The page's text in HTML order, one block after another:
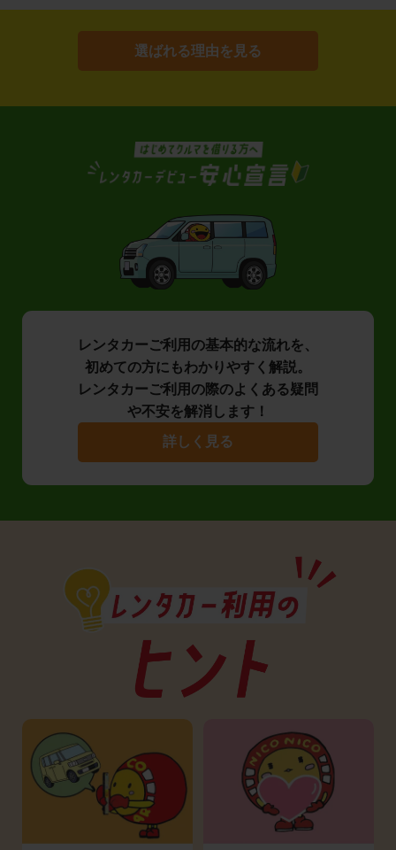
選ばれる理由を見る
レンタカーご利用の基本的な流れを、
初めての方にもわかりやすく解説。
レンタカーご利用の際のよくある疑問
や不安を解消します！
詳しく見る